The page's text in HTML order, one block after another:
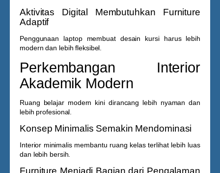
Aktivitas Digital Membutuhkan Furniture
Adaptif
Penggunaan laptop membuat desain kursi harus lebih
modern dan lebih fleksibel.
Perkembangan Interior
Akademik Modern
Ruang belajar modern kini dirancang lebih nyaman dan
lebih profesional.
Konsep Minimalis Semakin Mendominasi
Interior minimalis membantu ruang kelas terlihat lebih luas
dan lebih bersih.
Furniture Menjadi Bagian dari Pengalaman